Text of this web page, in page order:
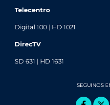
Telecentro
Digital 100 | HD 1021
DirecTV
SD 631 | HD 1631
SEGUINOS